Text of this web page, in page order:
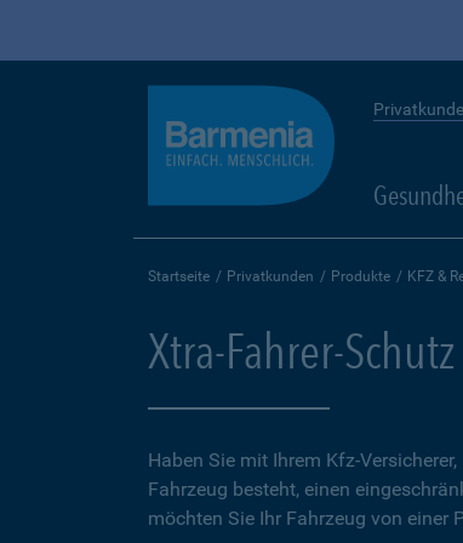
Startseite Privatkunden Produkte KFZ &
Xtra-Fahrer-Schutz
Haben Sie mit Ihrem Kfz-
Fahrzeug besteht, einen
möchten Sie Ihr Fahrzeug von einer